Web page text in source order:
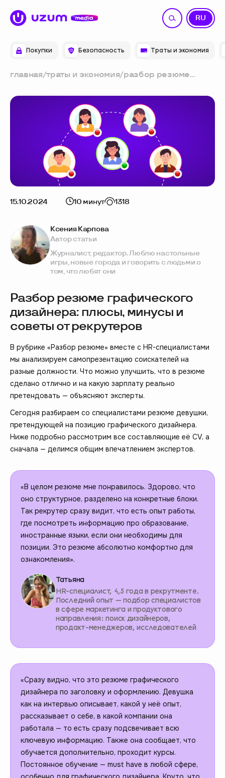
Покупки Безопасность Траты и экономия
RU
UZ
главная/траты и экономия/разбор резюме
дизайнера: плюсы,
минусы и советы от
рекрутеров
15.10.2024 10 минут 1318
Разбор резюме графического
дизайнера: плюсы, минусы и
советы от рекрутеров
В рубрике «Разбор резюме» вместе с HR-специалистами
мы анализируем самопрезентацию соискателей на
разные должности. Что можно улучшить, что в резюме
сделано отлично и на какую зарплату реально
претендовать — объясняют эксперты.
Сегодня разбираем со специалистами резюме девушки,
претендующей на позицию графического дизайнера.
Ниже подробно рассмотрим все составляющие её CV, а
сначала — делимся общим впечатлением экспертов.
«В целом резюме мне понравилось. Здорово, что
оно структурное, разделено на конкретные блоки.
Так рекрутер сразу видит, что есть опыт работы,
где посмотреть информацию про образование,
иностранные языки, если они необходимы для
позиции. Это резюме абсолютно комфортно для
ознакомления».
Татьяна
HR-специалист, 4,5 года в рекрутменте.
Последний опыт — подбор специалистов
в сфере маркетинга и продуктового
направления: поиск дизайнеров,
продакт-менеджеров, исследователей
«Сразу видно, что это резюме графического
дизайнера по заголовку и оформлению. Девушка
как на интервью описывает, какой у неё опыт,
рассказывает о себе, в какой компании она
работала — то есть сразу подсвечивает всю
ключевую информацию. Также она сообщает, что
обучается дополнительно, проходит курсы.
Постоянное обучение — must have в любой сфере,
Ксения Карпова
Автор статьи
Журналист, редактор. Люблю настольные
игры, новые города и говорить с людьми о
том, что любят они